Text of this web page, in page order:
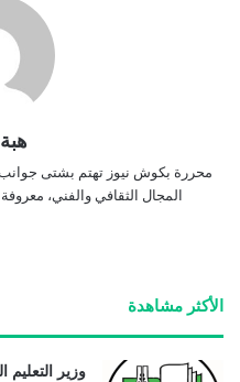
محررة بكوش نيوز تهتم بشتى جوانب
المجال الثقافي والفني،
الأكثر مشاهدة
وزير التعليم